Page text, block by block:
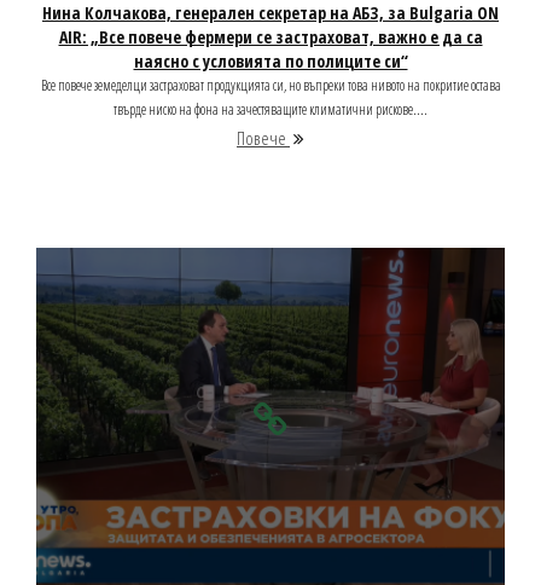
Нина Колчакова, генерален секретар на АБЗ, за Bulgaria ON
AIR: „Все повече фермери се застраховат, важно е да са
наясно с условията по полиците си“
Все повече земеделци застраховат продукцията си, но въпреки това нивото на покритие остава
твърде ниско на фона на зачестяващите климатични рискове....
Повече